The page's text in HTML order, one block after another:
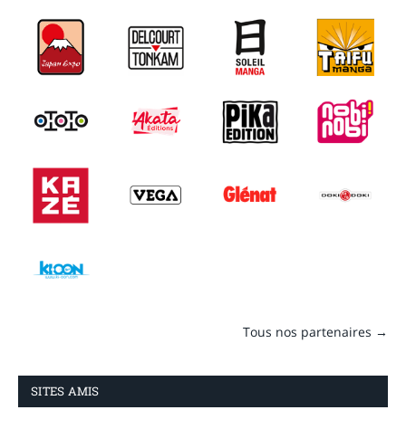
Tous nos partenaires →
SITES AMIS